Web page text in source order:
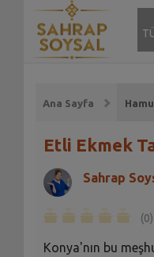
Ana Sayfa
Etli Ekmek
Sahrap
(0)
Konya'nın bu